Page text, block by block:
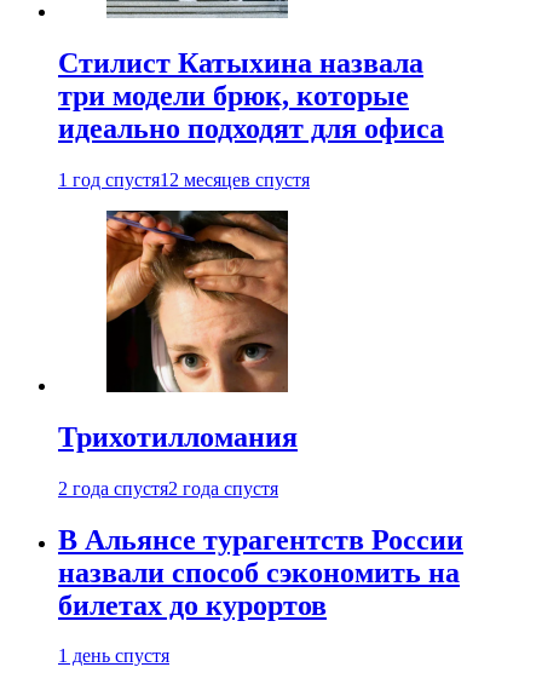
Стилист Катыхина назвала
три модели брюк, которые
идеально подходят для офиса
1 год спустя12 месяцев спустя
Трихотилломания
2 года спустя2 года спустя
В Альянсе турагентств России
назвали способ сэкономить на
билетах до курортов
1 день спустя